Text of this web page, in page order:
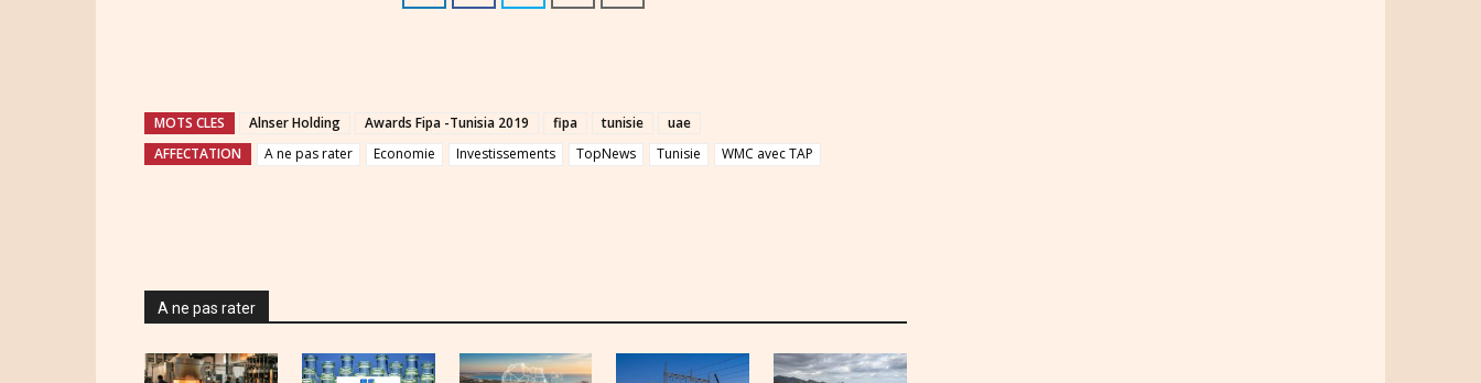
MOTS CLES Alnser Holding Awards Fipa -Tunisia 2019 fipa tunisie
uae
AFFECTATION
A ne pas rater Economie Investissements TopNews Tunisie WMC avec TAP
A ne pas rater